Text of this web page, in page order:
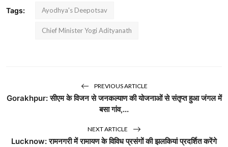
Tags: Ayodhya's Deepotsav
Chief Minister Yogi Adityanath
PREVIOUS ARTICLE
Gorakhpur: सीएम के विजन से जनकल्याण की योजनाओं से संतृप्त हुआ जंगल में
बसा गांव,...
NEXT ARTICLE
Lucknow: रामनगरी में रामायण के विविध प्रसंगों की झलकियां प्रदर्शित करेंगे